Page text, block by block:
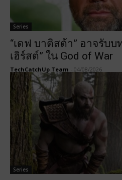
Series
“เดฟ บาติสต้า” อาจรับ
เฮิร์สต์” ใน God of War
TechCatchUp Team 04/08/2026
Series